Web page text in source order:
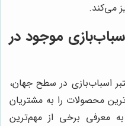
می‌کند.
موجود در
اسباب‌بازی در سطح جهان،
محصولات را به مشتریان
معرفی برخی از مهم‌ترین